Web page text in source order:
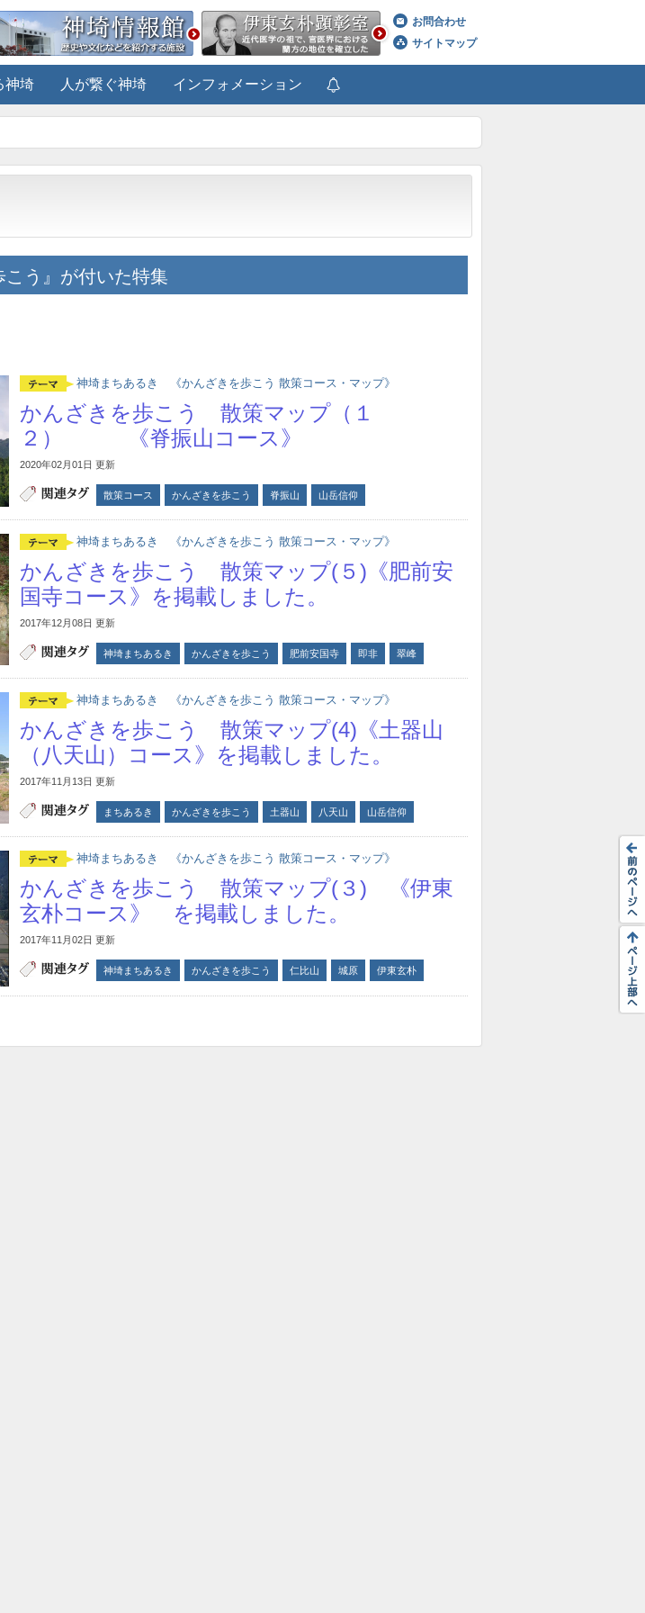
お問合わせ
サイトマップ
神埼 人が繋ぐ神埼 インフォメーション
う』が付いた特集
神埼まちあるき 《かんざきを歩こう 散策コース・マップ》
かんざきを歩こう 散策マップ（１
２） 《脊振山コース》
2020年02月01日 更新
散策コース かんざきを歩こう 脊振山 山岳信仰
神埼まちあるき 《かんざきを歩こう 散策コース・マップ》
かんざきを歩こう 散策マップ(５)《肥前安
国寺コース》を掲載しました。
2017年12月08日 更新
神埼まちあるき かんざきを歩こう 肥前安国寺 即非 翠峰
神埼まちあるき 《かんざきを歩こう 散策コース・マップ》
かんざきを歩こう 散策マップ(4)《土器山
（八天山）コース》を掲載しました。
2017年11月13日 更新
まちあるき かんざきを歩こう 土器山 八天山 山岳信仰
神埼まちあるき 《かんざきを歩こう 散策コース・マップ》
かんざきを歩こう 散策マップ(３) 《伊東
玄朴コース》 を掲載しました。
2017年11月02日 更新
神埼まちあるき かんざきを歩こう 仁比山 城原 伊東玄朴